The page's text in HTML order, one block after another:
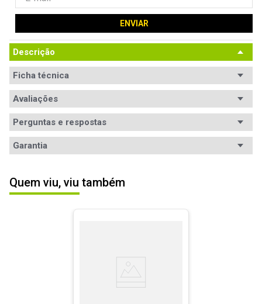
ENVIAR
Descrição
Ficha técnica
Conteúdo da
embalagem
Plugue 3 pinos NBR 14136
Tipo Cabo
(Máx.)
10A
Três pinos NEMA
Avaliações
Avaliações
ESCREVER AVALIAÇÃO
Perguntas e respostas
Garantia
Quem viu, viu também